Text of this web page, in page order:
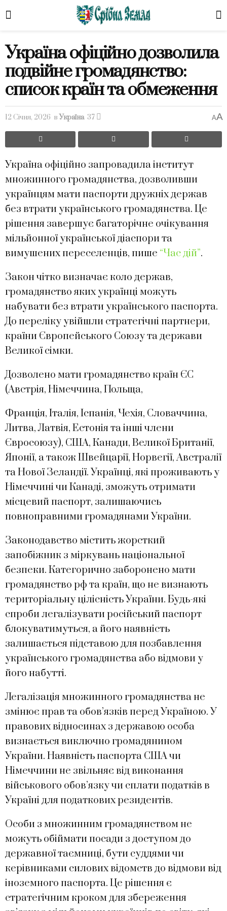
Україна офіційно дозволила
подвійне громадянство:
список країн та обмеження
12 Січня, 2026 в Україна 37 AA
Україна офіційно запровадила інститут
множинного громадянства, дозволивши
українцям мати паспорти дружніх держав
без втрати українського громадянства. Це
рішення завершує багаторічне очікування
мільйонної української діаспори та
вимушених переселенців, пише “Час дій”.
Закон чітко визначає коло держав,
громадянство яких українці можуть
набувати без втрати українського паспорта.
До переліку увійшли стратегічні партнери,
країни Європейського Союзу та держави
Великої сімки.
Дозволено мати громадянство країн ЄС
(Австрія, Німеччина, Польща,
Франція, Італія, Іспанія, Чехія, Словаччина,
Литва, Латвія, Естонія та інші члени
Євросоюзу), США, Канади, Великої Британії,
Японії, а також Швейцарії, Норвегії, Австралії
та Нової Зеландії. Українці, які проживають у
Німеччині чи Канаді, зможуть отримати
місцевий паспорт, залишаючись
повноправними громадянами України.
Законодавство містить жорсткий
запобіжник з міркувань національної
безпеки. Категорично заборонено мати
громадянство рф та країн, що не визнають
територіальну цілісність України. Будь-які
спроби легалізувати російський паспорт
блокуватимуться, а його наявність
залишається підставою для позбавлення
українського громадянства або відмови у
його набутті.
Легалізація множинного громадянства не
змінює прав та обов’язків перед Україною. У
правових відносинах з державою особа
визнається виключно громадянином
України. Наявність паспорта США чи
Німеччини не звільняє від виконання
військового обов’язку чи сплати податків в
Україні для податкових резидентів.
Особи з множинним громадянством не
можуть обіймати посади з доступом до
державної таємниці, бути суддями чи
керівниками силових відомств до відмови від
іноземного паспорта. Це рішення є
стратегічним кроком для збереження